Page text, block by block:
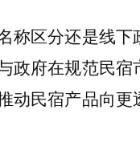
称区分还是线下
政府在规范民宿
动民宿产品向更